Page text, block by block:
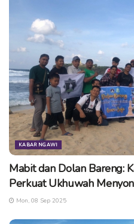
arus mudik surabaya ngawi
ruas jalan tol surabaya ngawi
KABAR NGAWI
Mabit dan Dolan Bareng:
Perkuat Ukhuwah
Mon, 08 Sep 2025